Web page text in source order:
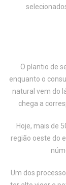
O plantio de
enquanto o
natural vem do
chega a
Hoje, mais de
região oeste do
Um dos